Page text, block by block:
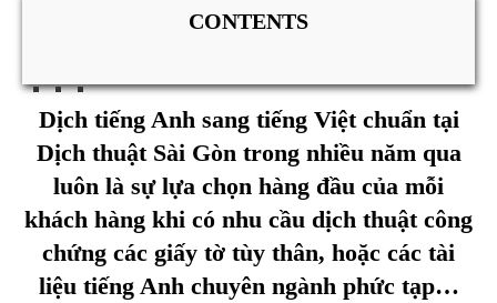
enter:
CONTENTS
Dịch tiếng Anh sang tiếng Việt chuẩn tại
Dịch thuật Sài Gòn trong nhiều năm qua
luôn là sự lựa chọn hàng đầu của mỗi
khách hàng khi có nhu cầu dịch thuật công
chứng các giấy tờ tùy thân, hoặc các tài
liệu tiếng Anh chuyên ngành phức tạp…